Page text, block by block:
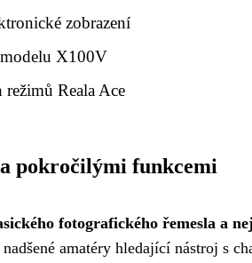
zobrazení
X100V
Reala Ace
pokročilými funkcemi
fotografického řemesla a
amatéry hledající nástroj s